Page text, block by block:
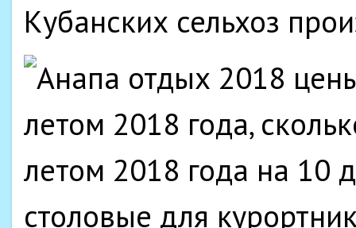
Кубанских сельхоз
столовые для